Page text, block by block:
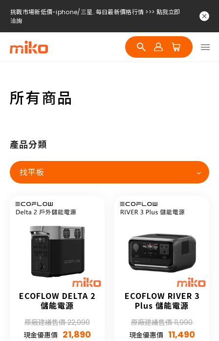
挑戰市場新低價-iphone/三星..每日最新價格行情 >>> 點我立即
洽詢
挑戰市場新低價-iphone/三星..每日最新價格行情 >>> 點我立即
洽詢
挑戰市場新低價-iphone/三星..每日最新價格行情 >>> 點我立即
所有商品
產品分類
找平板
ECOFLOW DELTA 2
儲能電源
原廠建議售價 22,990
現金優惠價 21,890
ECOFLOW RIVER 3
Plus 儲能電源
原廠建議售價 11,990
現金優惠價 11,490